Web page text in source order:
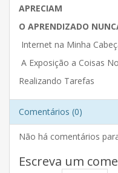
APRECIAM
O APRENDIZADO
Internet na Minha
A Exposição a Coisas
Realizando Tarefas
Comentários (0)
Não há comentários
Escreva um